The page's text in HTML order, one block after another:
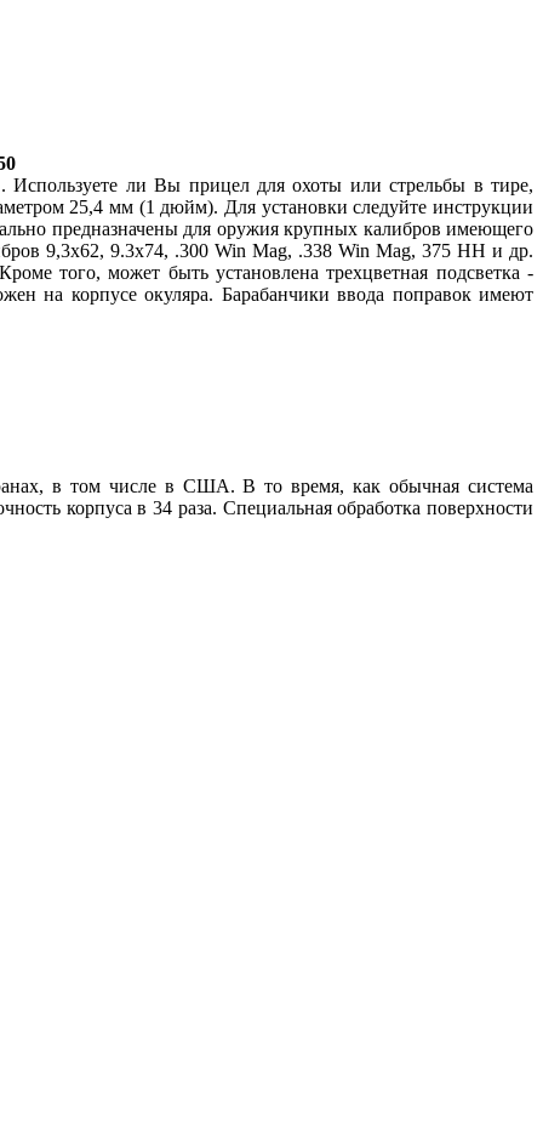
ли Вы прицел для охоты или стрельбы в тире,
25,4 мм (1 дюйм). Для установки следуйте инструкции
предназначены для оружия крупных калибров имеющего
9,3х62, 9.3х74, .300 Win Mag, .338 Win Mag, 375 HH и др.
того, может быть установлена трехцветная подсветка -
на корпусе окуляра. Барабанчики ввода поправок имеют
в том числе в США. В то время, как обычная система
корпуса в 34 раза. Специальная обработка поверхности